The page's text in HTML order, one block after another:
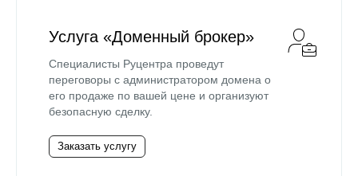
Услуга «Доменный брокер»
Специалисты Руцентра проведут
переговоры с администратором домена о
его продаже по вашей цене и организуют
безопасную сделку.
Заказать услугу